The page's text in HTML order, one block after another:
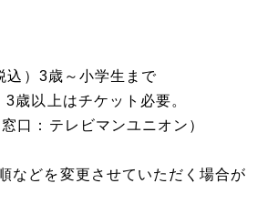
込）3歳～小学生まで
歳以上はチケット必要。
口：テレビマンユニオン）
などを変更させていただく場合が